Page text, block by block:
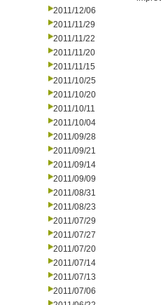
2011/12/06
2011/11/29
2011/11/22
2011/11/20
2011/11/15
2011/10/25
2011/10/20
2011/10/11
2011/10/04
2011/09/28
2011/09/21
2011/09/14
2011/09/09
2011/08/31
2011/08/23
2011/07/29
2011/07/27
2011/07/20
2011/07/14
2011/07/13
2011/07/06